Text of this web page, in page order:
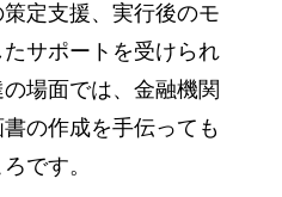
定支援、実行後のモ
サポートを受けられ
場面では、金融機関
の作成を手伝っても
です。